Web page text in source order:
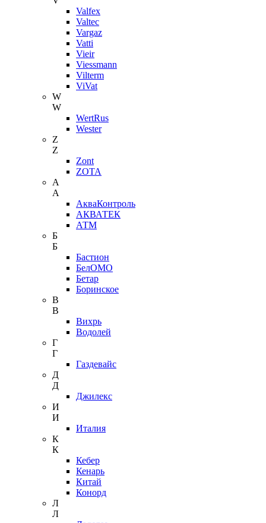
Valfex
Valtec
Vargaz
Vatti
Vieir
Viessmann
Vilterm
ViVat
W
W
WertRus
Wester
Z
Z
Zont
ZOTA
А
А
АкваКонтроль
АКВАТЕК
АТМ
Б
Б
Бастион
БелОМО
Бетар
Боринское
В
В
Вихрь
Водолей
Г
Г
Газдевайс
Д
Д
Джилекс
И
И
Италия
К
К
Кебер
Кенарь
Китай
Конорд
Л
Л